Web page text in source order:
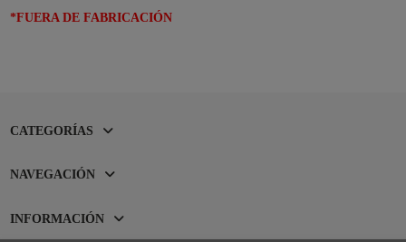
*FUERA DE FABRICACIÓN
CATEGORÍAS
NAVEGACIÓN
INFORMACIÓN